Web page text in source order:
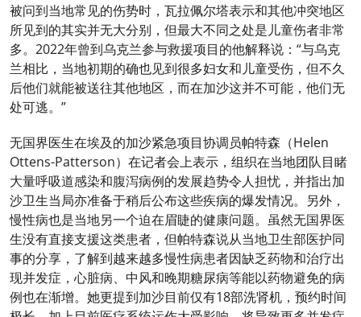
被问到当地常见的伤势时，瓦拉佩尔塔表示和其他冲突地区
所见到的其实并无大分别，但最大不同之处是儿童伤者非常
多。2022年曾到乌克兰参与救援项目的他解释说：“与乌克
兰相比，当地初期的确也见到很多妇女和儿童受伤，但不久
后他们就能被送往其他地区，而在加沙这并不可能，他们无
处可逃。”
无国界医生在埃及的加沙紧急项目协调员帕特森（Helen
Ottens-Patterson）在记者会上表示，组织在当地团队目睹
大量呼吸道感染和腹泻病例的发展趋势令人担忧，并指出加
沙卫生当局亦准备于稍后公布这些疾病的爆发情况。另外，
慢性病也是当地另一个迫在眉睫的健康问题。虽然无国界医
生没有直接支援这类患者，但帕特森说从当地卫生部医护同
事的分享，了解到越来越多慢性病患者因缺乏药物和治疗出
现并发症，心脏病、中风和晚期糖尿病等能以药物避免的病
例也在渐增。她更提到加沙目前仅有18部洗肾机，预约时间